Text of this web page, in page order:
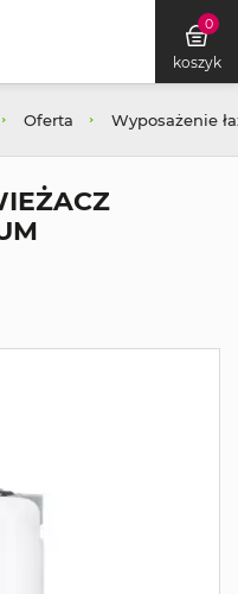
0
koszyk
Oferta Wyposażenie